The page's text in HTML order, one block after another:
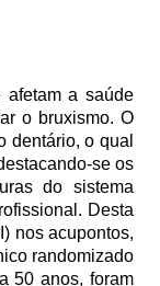
afetam a saúde
o bruxismo. O
dentário, o qual
se os
do sistema
Desta
nos acupontos,
randomizado
50 anos, foram